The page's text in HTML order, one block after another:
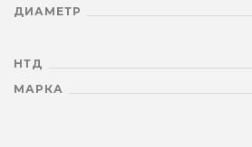
ДИАМЕТР
НТД
МАРКА